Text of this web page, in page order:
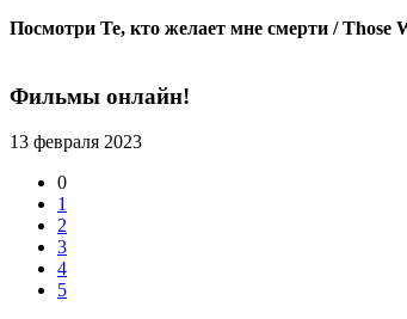
Посмотри Те, кто желает мне смерти / Those
Фильмы онлайн!
13 февраля 2023
0
1
2
3
4
5